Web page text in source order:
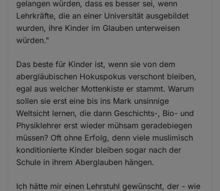
gelangen würden, dass es besser sei, wenn
Lehrkräfte, die an einer Universität ausgebildet
wurden, ihre Kinder im Glauben unterweisen
würden."
Das beste für Kinder ist, wenn sie von dem
abergläubischen Hokuspokus verschont bleiben,
egal aus welcher Mottenkiste er stammt. Warum
sollen sie erst eine bis ins Mark unsinnige
Weltsicht lernen, die dann Geschichts-, Bio- und
Physiklehrer erst wieder mühsam geradebiegen
müssen? Oft ohne Erfolg, denn viele muslimisch
konditionierte Kinder bleiben sogar nach der
Schule in ihrem Aberglauben hängen.
Ich hätte mir einen Lehrstuhl gewünscht, der - wie